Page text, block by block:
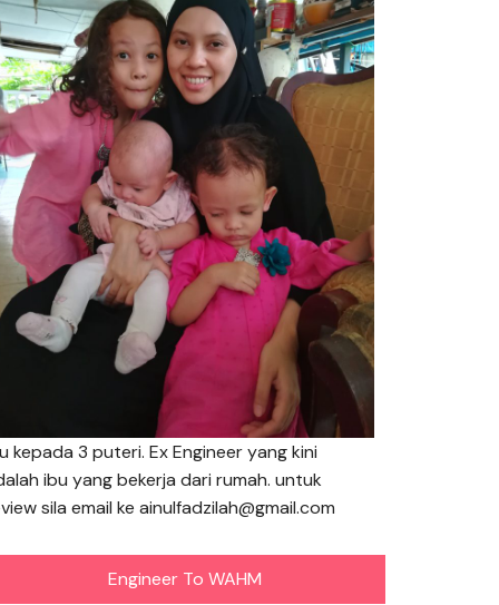
kepada 3 puteri. Ex Engineer yang kini
ibu yang bekerja dari rumah. untuk
sila email ke ainulfadzilah@gmail.com
Engineer To WAHM